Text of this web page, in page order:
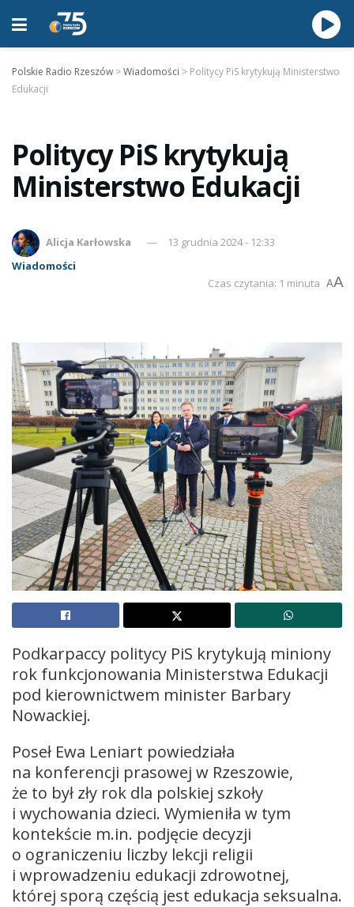
Polskie Radio Rzeszów >Wiadomości > Politycy PiS krytykują Ministerstwo
Edukacji
Politycy PiS krytykują
Ministerstwo Edukacji
Alicja Karłowska
13 grudnia 2024 - 12:33
Wiadomości
Czas czytania: 1 minuta AA
Podkarpaccy politycy PiS krytykują miniony
rok funkcjonowania Ministerstwa Edukacji
pod kierownictwem minister Barbary
Nowackiej.
Poseł Ewa Leniart powiedziała
na konferencji prasowej w Rzeszowie,
że to był zły rok dla polskiej szkoły
i wychowania dzieci. Wymieniła w tym
kontekście m.in. podjęcie decyzji
o ograniczeniu liczby lekcji religii
i wprowadzeniu edukacji zdrowotnej,
której sporą częścią jest edukacja seksualna.